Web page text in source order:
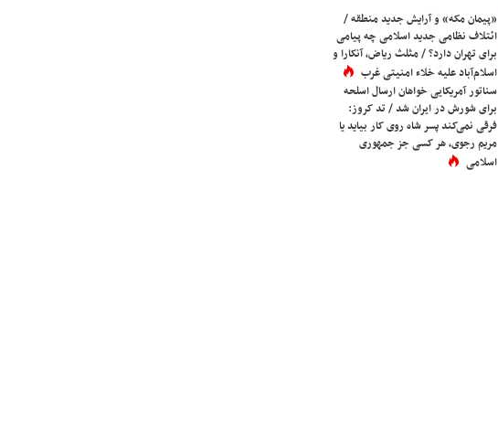
«پیمان مکه» و آرایش جدید منطقه /
ائتلاف نظامی جدید اسلامی چه پیامی
برای تهران دارد؟ / مثلث ریاض، آنکارا و
اسلام‌آباد علیه خلاء امنیتی غرب
سناتور آمریکایی خواهان ارسال اسلحه
برای شورش در ایران شد / تد کروز:
فرقی نمی‌کند پسر شاه روی کار بیاید یا
مریم رجوی، هر کسی جز جمهوری
اسلامی